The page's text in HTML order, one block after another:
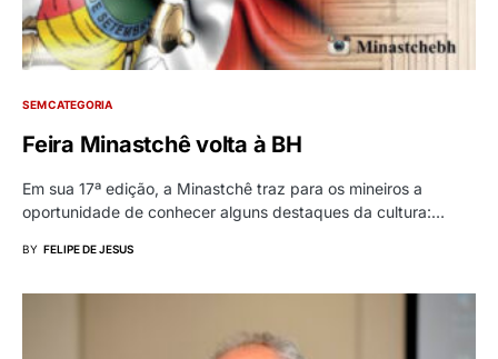
SEM CATEGORIA
Feira Minastchê volta à BH
Em sua 17ª edição, a Minastchê traz para os mineiros a
oportunidade de conhecer alguns destaques da cultura:…
BY FELIPE DE JESUS